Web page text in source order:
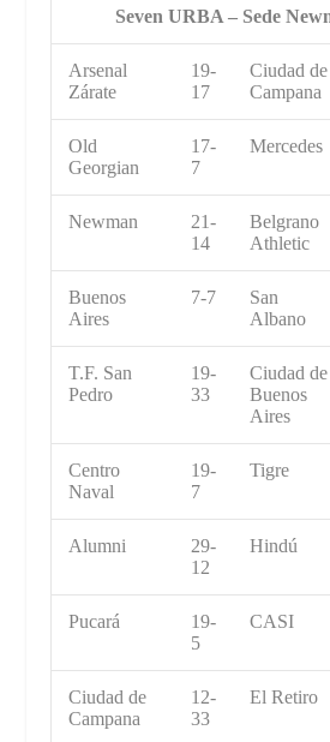
Seven URBA – Sede
Arsenal
Zárate
19-
17
Ciudad de
Campana
Old
Georgian
17-
7
Mercedes
Newman
21-
14
Belgrano
Athletic
Buenos
Aires
7-7
San
Albano
T.F. San
Pedro
19-
33
Ciudad de
Buenos
Aires
Centro
Naval
19-
7
Tigre
Alumni
29-
12
Hindú
Pucará
19-
5
CASI
Ciudad de
Campana
12-
33
El Retiro